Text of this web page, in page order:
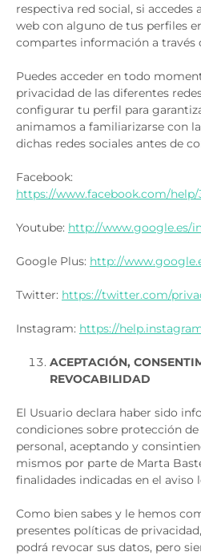
respectiva red social, si accedes
web con alguno de tus perfiles
compartes información a través
Puedes acceder en todo
privacidad de las diferentes
configurar tu perfil para
animamos a familiarizarse con
dichas redes sociales antes de
Facebook:
https://www.facebook.com/help/
Youtube: http://www.google.es/
Google Plus: http://
Twitter: https://twitter.com/
Instagram: https://
ACEPTACIÓN,
REVOCABILIDAD
El Usuario declara haber sido
condiciones sobre protección
personal, aceptando y
mismos por parte de Marta
finalidades indicadas en el aviso
Como bien sabes y le hemos
presentes políticas de
podrá revocar sus datos, pero